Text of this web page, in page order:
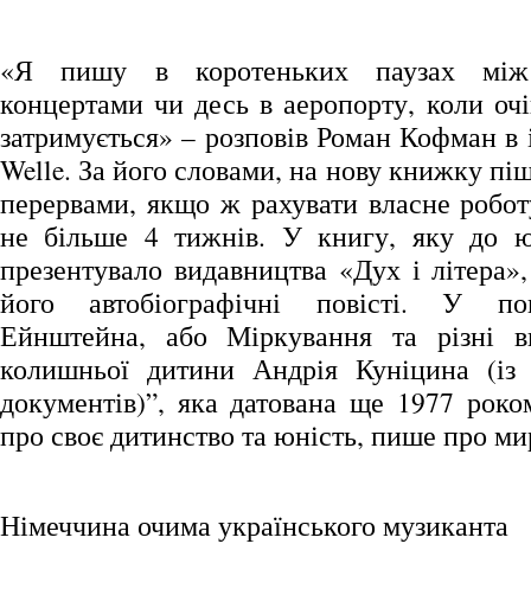
«Я пишу в коротеньких паузах між
концертами чи десь в аеропорту, коли
затримується» – розповів Роман Кофман в
Welle. За його словами, на нову книжку
перервами, якщо ж рахувати власне
не більше 4 тижнів. У книгу, яку до
презентувало видавництва «Дух і
його автобіографічні повісті. У
Ейнштейна, або Міркування та різні
колишньої дитини Андрія Куніцина (із
документів)”, яка датована ще 1977
про своє дитинство та юність, пише про
Німеччина очима українського музиканта